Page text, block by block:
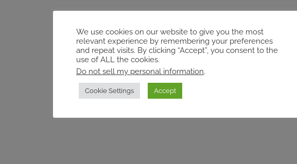
We use cookies on our website to give you the most
relevant experience by remembering your preferences
and repeat visits. By clicking “Accept”, you consent to the
use of ALL the cookies.
Do not sell my personal information.
Cookie Settings Accept